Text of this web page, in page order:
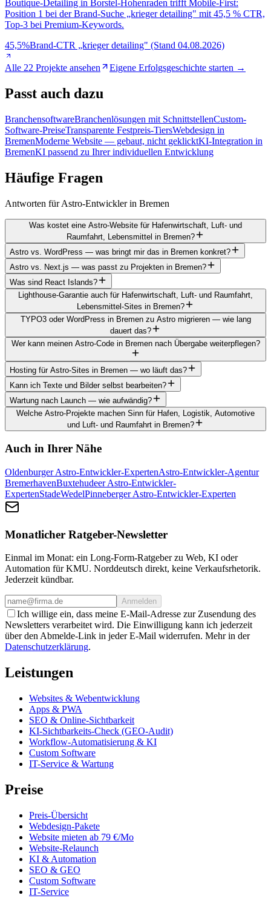
Boutique-Detailing in Borstel-Hohenraden trifft Mobile-First:
Position 1 bei der Brand-Suche „krieger detailing" mit 45,5 % CTR,
Top-3 bei Premium-Keywords.
45,5%Brand-CTR „krieger detailing" (Stand 04.08.2026)
Alle 22 Projekte ansehen Eigene Erfolgsgeschichte starten →
Passt auch dazu
BranchensoftwareBranchenlösungen mit SchnittstellenCustom-
Software-PreiseTransparente Festpreis-TiersWebdesign in
BremenModerne Website — gebaut, nicht geklicktKI-Integration in
BremenKI passend zu Ihrer individuellen Entwicklung
Häufige Fragen
Antworten für Astro-Entwickler in Bremen
Was kostet eine Astro-Website für Hafenwirtschaft, Luft- und
Raumfahrt, Lebensmittel in Bremen?
Astro vs. WordPress — was bringt mir das in Bremen konkret?
Astro vs. Next.js — was passt zu Projekten in Bremen?
Was sind React Islands?
Lighthouse-Garantie auch für Hafenwirtschaft, Luft- und Raumfahrt,
Lebensmittel-Sites in Bremen?
TYPO3 oder WordPress in Bremen zu Astro migrieren — wie lang
dauert das?
Wer kann meinen Astro-Code in Bremen nach Übergabe weiterpflegen?
Hosting für Astro-Sites in Bremen — wo läuft das?
Kann ich Texte und Bilder selbst bearbeiten?
Wartung nach Launch — wie aufwändig?
Welche Astro-Projekte machen Sinn für Hafen, Logistik, Automotive
und Luft- und Raumfahrt in Bremen?
Auch in Ihrer Nähe
Oldenburger Astro-Entwickler-ExpertenAstro-Entwickler-Agentur
BremerhavenBuxtehudeer Astro-Entwickler-
ExpertenStadeWedelPinneberger Astro-Entwickler-Experten
Monatlicher Ratgeber-Newsletter
Einmal im Monat: ein Long-Form-Ratgeber zu Web, KI oder
Automation für KMU. Norddeutsch direkt, keine Verkaufsrhetorik.
Jederzeit kündbar.
Anmelden
Ich willige ein, dass meine E-Mail-Adresse zur Zusendung des
Newsletters verarbeitet wird. Die Einwilligung kann ich jederzeit
über den Abmelde-Link in jeder E-Mail widerrufen. Mehr in der
Datenschutzerklärung.
Leistungen
Websites & Webentwicklung
Apps & PWA
SEO & Online-Sichtbarkeit
KI-Sichtbarkeits-Check (GEO-Audit)
Workflow-Automatisierung & KI
Custom Software
IT-Service & Wartung
Preise
Preis-Übersicht
Webdesign-Pakete
Website mieten ab 79 €/Mo
Website-Relaunch
KI & Automation
SEO & GEO
Custom Software
IT-Service